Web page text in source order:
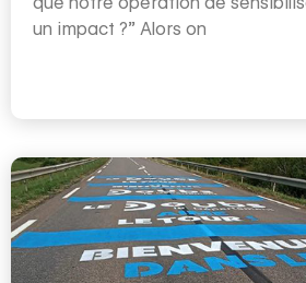
un impact ?” Alors on